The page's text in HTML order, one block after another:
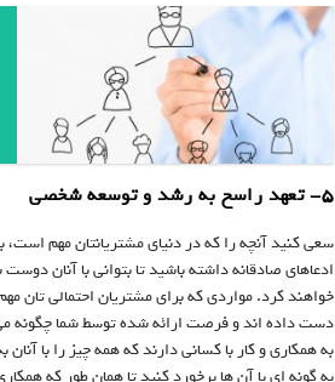
۵- تعهد راسخ به رشد و توسعه شخصی
سعی کنید آنچه را که در دنیای مشتریانتان مهم
ادعاهای صادقانه داشته باشید تا بتوانی با آنان
خواهند کرد. مواردی که برای مشتریان احتمالی تان
دست داده اند و فرصت ارائه شده توسط شما چگونه می
به همکاری و کار با کسانی دارند که همه چیز را با
به گونه ای با آن ها برخورد کنید تا همان طور که